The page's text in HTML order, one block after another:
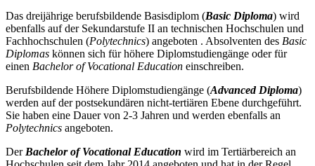
Das dreijährige berufsbildende Basisdiplom (Basic Diploma) wird
ebenfalls auf der Sekundarstufe II an technischen Hochschulen und
Fachhochschulen (Polytechnics) angeboten . Absolventen des Basic
Diplomas können sich für höhere Diplomstudiengänge oder für
einen Bachelor of Vocational Education einschreiben.
Berufsbildende Höhere Diplomstudiengänge (Advanced Diploma)
werden auf der postsekundären nicht-tertiären Ebene durchgeführt.
Sie haben eine Dauer von 2-3 Jahren und werden ebenfalls an
Polytechnics angeboten.
Der Bachelor of Vocational Education wird im Tertiärbereich an